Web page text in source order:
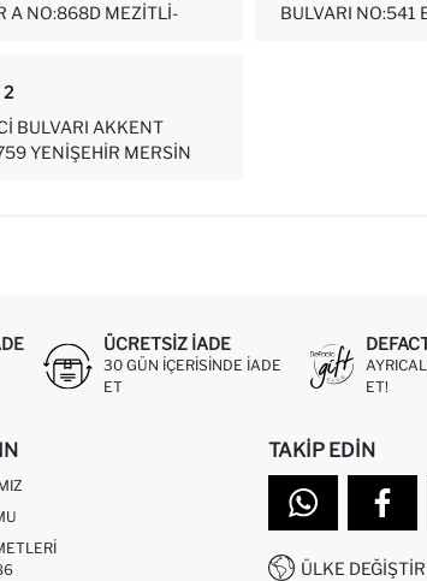
A NO:868D MEZITLI-
BULVARI NO:541
2
BULVARI AKKENT
YENIŞEHIR MERSIN
ÜCRETSIZ IADE
30 GÜN IÇERISINDE IADE
ET
ET!
TAKIP EDIN
ÜLKE DEĞIŞTIR